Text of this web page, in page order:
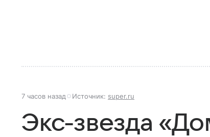
7 часов назад Источник: super.ru
Экс-звезда